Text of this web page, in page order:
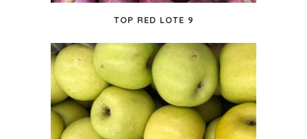
TOP RED LOTE 9